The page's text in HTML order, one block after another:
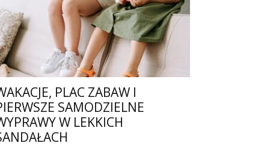
PLAC ZABAW I
SAMODZIELNE
W LEKKICH